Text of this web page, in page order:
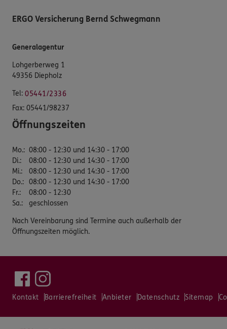
ERGO Versicherung Bernd Schwegmann
Generalagentur
Lohgerberweg 1
49356 Diepholz
Tel: 05441/2336
Fax: 05441/98237
Öffnungszeiten
Mo.: 08:00 - 12:30 und 14:30 - 17:00
Di.:
08:00 - 12:30 und 14:30 - 17:00
Mi.:
08:00 - 12:30 und 14:30 - 17:00
Do.: 08:00 - 12:30 und 14:30 - 17:00
Fr.:
08:00 - 12:30
Sa.: geschlossen
Nach Vereinbarung sind Termine auch außerhalb der
Öffnungszeiten möglich.
Kontakt Barrierefreiheit Anbieter Datenschutz Sitemap